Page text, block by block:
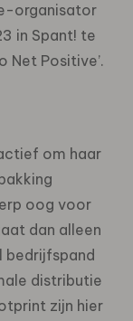
organisator
in Spant! te
Net Positive’.
om haar
oog voor
dan alleen
bedrijfspand
distributie
zijn hier